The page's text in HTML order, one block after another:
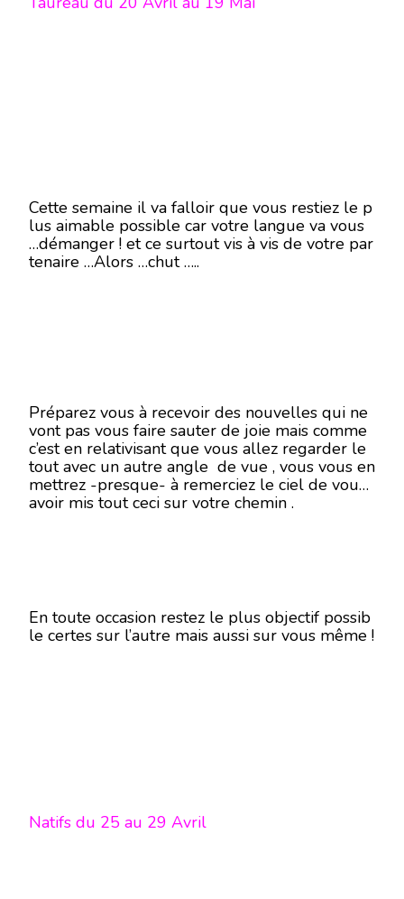
Cette semaine il va falloir que vous restiez le p
lus aimable possible car votre langue va vous
…démanger ! et ce surtout vis à vis de votre par
tenaire …Alors …chut …..
Préparez vous à recevoir des nouvelles qui ne
vont pas vous faire sauter de joie mais comme
c’est en relativisant que vous allez regarder le
tout avec un autre angle de vue , vous vous en
mettrez -presque- à remerciez le ciel de vous
avoir mis tout ceci sur votre chemin .
En toute occasion restez le plus objectif possib
le certes sur l’autre mais aussi sur vous même !
Natifs du 25 au 29 Avril